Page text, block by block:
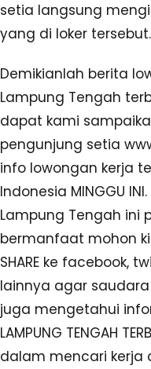
setia langsung
yang di loker tersebut.
Demikianlah berita
Lampung Tengah
dapat kami
pengunjung setia
info lowongan kerja
Indonesia MINGGU
Lampung Tengah ini
bermanfaat mohon
SHARE ke facebook,
lainnya agar
juga mengetahui
LAMPUNG TENGAH
dalam mencari kerja